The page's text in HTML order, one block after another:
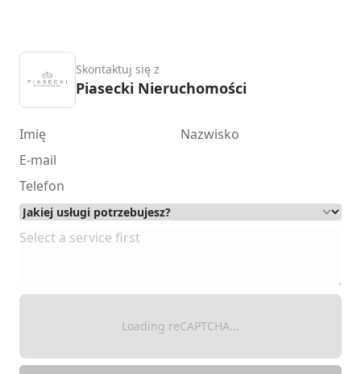
Skontaktuj się z
Piasecki Nieruchomości
Loading reCAPTCHA...